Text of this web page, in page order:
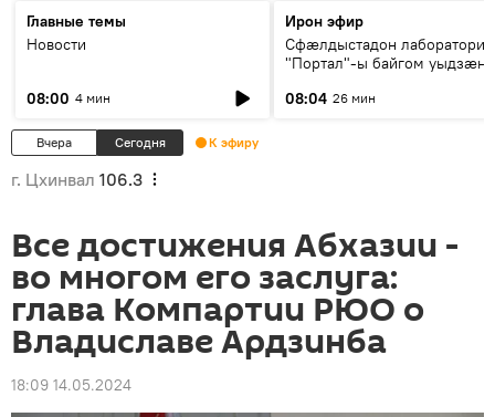
Главные темы
Новости
08:00 4 мин
Ирон эфир
Сфæлдыстадон лаборатори
"Портал"-ы байгом уыдзæн
Æхсары куыстыты равдыст
08:04 26 мин
Вчера Сегодня К эфиру
г. Цхинвал 106.3
Все достижения Абхазии -
во многом его заслуга:
глава Компартии РЮО о
Владиславе Ардзинба
18:09 14.05.2024